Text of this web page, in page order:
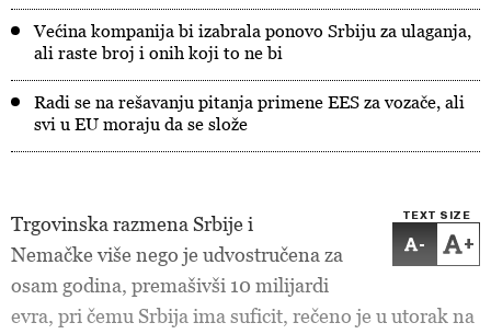
Većina kompanija bi izabrala ponovo Srbiju za ulaganja,
ali raste broj i onih koji to ne bi
Radi se na rešavanju pitanja primene EES za vozače, ali
svi u EU moraju da se slože
TEXT SIZE
- +
Trgovinska razmena Srbije i
Nemačke više nego je udvostručena za
osam godina, premašivši 10 milijardi
evra, pri čemu Srbija ima suficit, rečeno je u utorak na